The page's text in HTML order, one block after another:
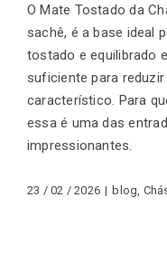
O Mate Tostado da
sachê, é a base ideal
tostado e equilibrado
suficiente para
característico. Para
essa é uma das
impressionantes.
23 / 02 / 2026 | blog